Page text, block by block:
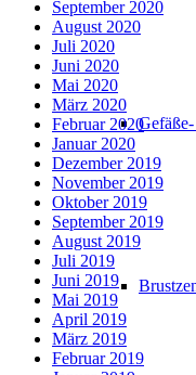
September 2020
August 2020
Juli 2020
Juni 2020
Mai 2020
März 2020
Februar 2020
Januar 2020
Dezember 2019
November 2019
Oktober 2019
September 2019
August 2019
Juli 2019
Juni 2019
Mai 2019
April 2019
März 2019
Februar 2019